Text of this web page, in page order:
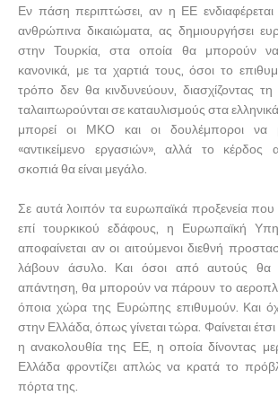
Εν πάση περιπτώσει, αν η ΕΕ
ανθρώπινα δικαιώματα, ας δημιουργήσει
στην Τουρκία, στα οποία θα μπορούν να
κανονικά, με τα χαρτιά τους, όσοι το
τρόπο δεν θα κινδυνεύουν, διασχίζοντας
ταλαιπωρούνται σε καταυλισμούς στα
μπορεί οι ΜΚΟ και οι δουλέμποροι να
«αντικείμενο εργασιών», αλλά το κέρδος
σκοπιά θα είναι μεγάλο.
Σε αυτά λοιπόν τα ευρωπαϊκά προξενεία
επί τουρκικού εδάφους, η Ευρωπαϊκή
αποφαίνεται αν οι αιτούμενοι διεθνή
λάβουν άσυλο. Και όσοι από αυτούς θα
απάντηση, θα μπορούν να πάρουν το
όποια χώρα της Ευρώπης επιθυμούν. Και
στην Ελλάδα, όπως γίνεται τώρα. Φαίνεται
η ανακολουθία της ΕΕ, η οποία δίνοντας
Ελλάδα φροντίζει απλώς να κρατά το
πόρτα της.